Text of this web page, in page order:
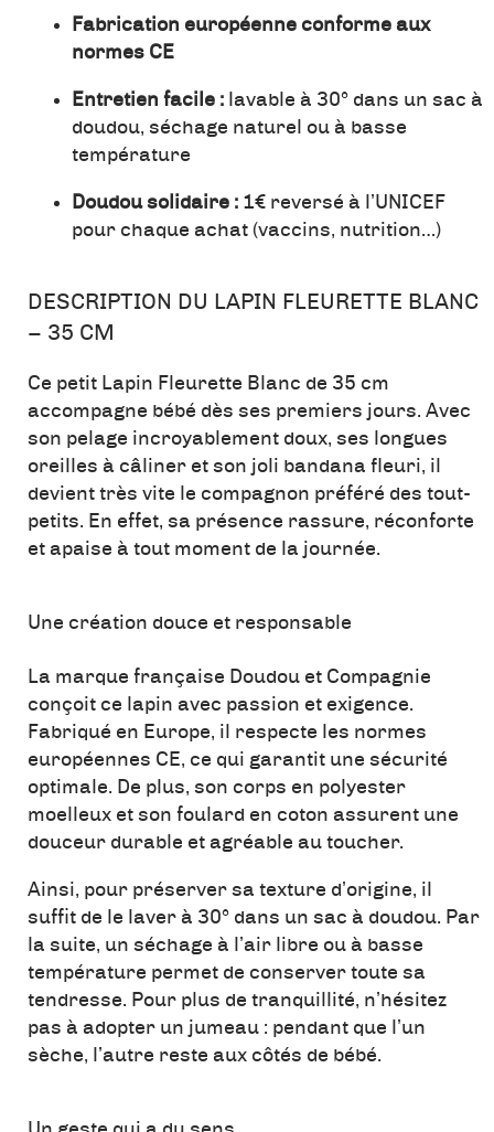
Fabrication européenne conforme aux
normes CE
Entretien facile : lavable à 30° dans un sac à
doudou, séchage naturel ou à basse
température
Doudou solidaire : 1€ reversé à l’UNICEF
pour chaque achat (vaccins, nutrition…)
DESCRIPTION DU LAPIN FLEURETTE BLANC
– 35 CM
Ce petit Lapin Fleurette Blanc de 35 cm
accompagne bébé dès ses premiers jours. Avec
son pelage incroyablement doux, ses longues
oreilles à câliner et son joli bandana fleuri, il
devient très vite le compagnon préféré des tout-
petits. En effet, sa présence rassure, réconforte
et apaise à tout moment de la journée.
Une création douce et responsable
La marque française Doudou et Compagnie
conçoit ce lapin avec passion et exigence.
Fabriqué en Europe, il respecte les normes
européennes CE, ce qui garantit une sécurité
optimale. De plus, son corps en polyester
moelleux et son foulard en coton assurent une
douceur durable et agréable au toucher.
Ainsi, pour préserver sa texture d’origine, il
suffit de le laver à 30° dans un sac à doudou. Par
la suite, un séchage à l’air libre ou à basse
température permet de conserver toute sa
tendresse. Pour plus de tranquillité, n’hésitez
pas à adopter un jumeau : pendant que l’un
sèche, l’autre reste aux côtés de bébé.